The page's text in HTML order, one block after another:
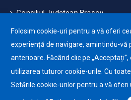
Consiliul Județean Brașov
Măsuri de mediu și climă
Protecția datelor cu caracter
Politica de utilizare a
Folosim cookie-uri pentru a vă oferi
experiență de navigare, amintindu-vă
anterioare. Făcând clic pe
utilizarea tuturor cookie-urile. Cu
Setările cookie-urilor pentru a vă